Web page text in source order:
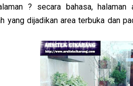
? secara bahasa,
yang dijadikan area terbuka dan